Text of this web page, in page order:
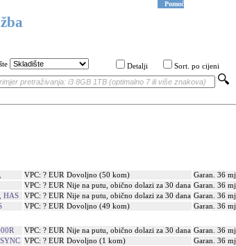
Pomoć
Detalji Sort. po cijeni
VPC: ? EUR Dovoljno (50 kom)
Garan. 36 mj.
VPC: ? EUR Nije na putu, obično dolazi za 30 dana Garan. 36 mj.
HAS
VPC: ? EUR Nije na putu, obično dolazi za 30 dana Garan. 36 mj.
VPC: ? EUR Dovoljno (49 kom)
Garan. 36 mj.
VPC: ? EUR Nije na putu, obično dolazi za 30 dana Garan. 36 mj.
VPC: ? EUR Dovoljno (1 kom)
Garan. 36 mj.